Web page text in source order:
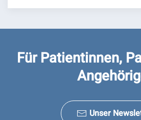
Für Patientinnen,
Unser